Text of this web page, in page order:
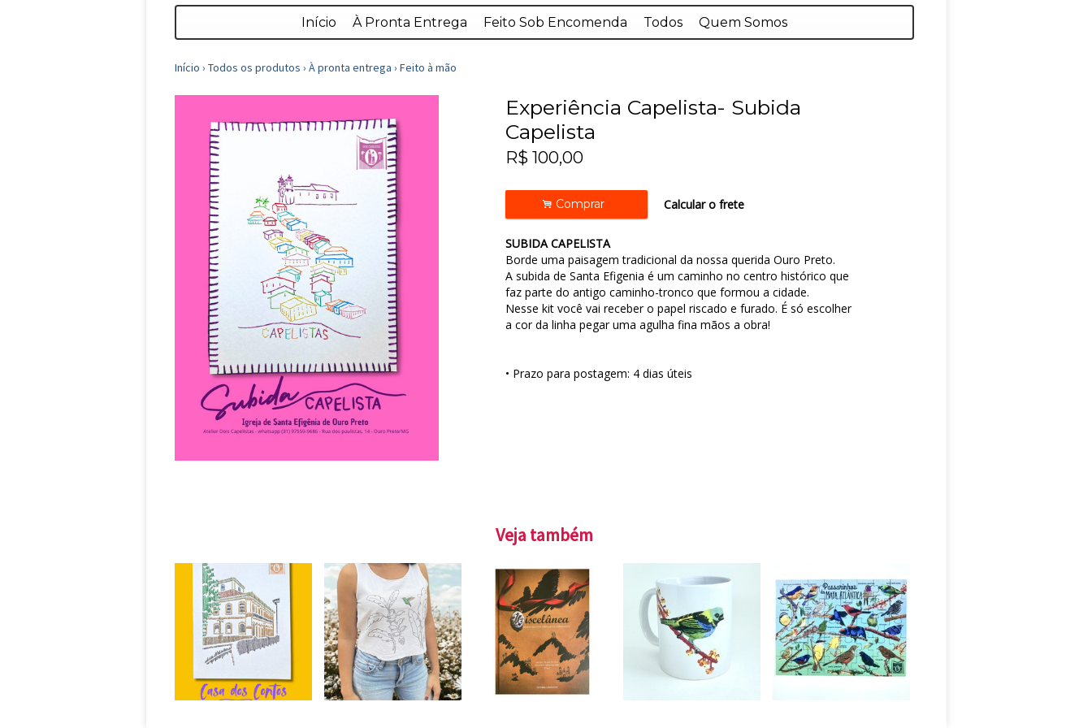
Início À Pronta Entrega Feito Sob Encomenda Todos Quem Somos
Início › Todos os produtos › À pronta entrega › Feito à mão
Experiência Capelista- Subida
Capelista
R$ 100,00
. Comprar Calcular o frete
SUBIDA CAPELISTA
Borde uma paisagem tradicional da nossa querida Ouro Preto.
A subida de Santa Efigenia é um caminho no centro histórico que
faz parte do antigo caminho-tronco que formou a cidade.
Nesse kit você vai receber o papel riscado e furado. É só escolher
a cor da linha pegar uma agulha fina mãos a obra!
• Prazo para postagem: 4 dias úteis
Veja também